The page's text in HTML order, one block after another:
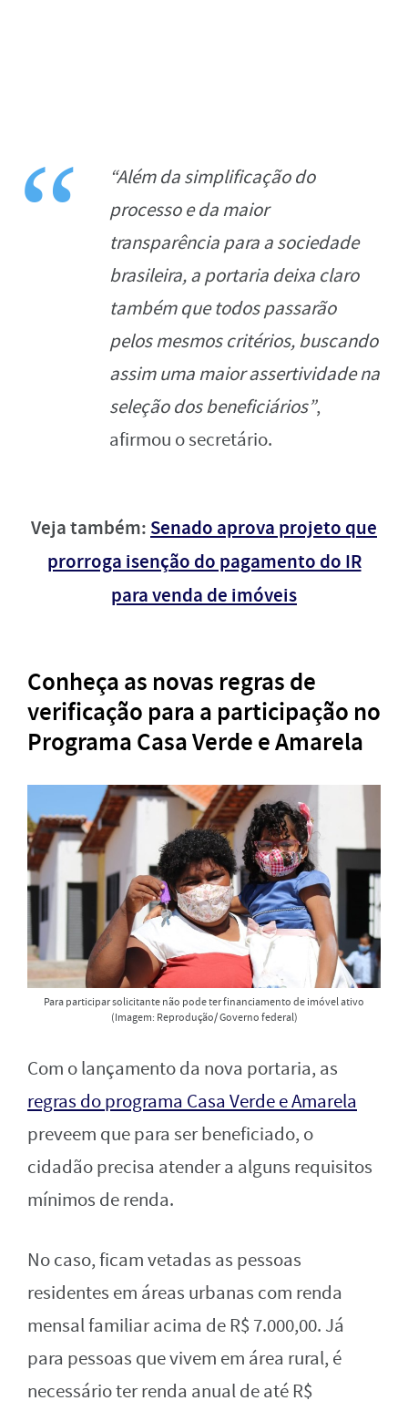
“Além da simplificação do
processo e da maior
transparência para a sociedade
brasileira, a portaria deixa claro
também que todos passarão
pelos mesmos critérios, buscando
assim uma maior assertividade na
seleção dos beneficiários”,
afirmou o secretário.
Veja também: Senado aprova projeto que
prorroga isenção do pagamento do IR
para venda de imóveis
Conheça as novas regras de
verificação para a participação no
Programa Casa Verde e Amarela
Para participar solicitante não pode ter financiamento de imóvel ativo
(Imagem: Reprodução/ Governo federal)
Com o lançamento da nova portaria, as
regras do programa Casa Verde e Amarela
preveem que para ser beneficiado, o
cidadão precisa atender a alguns requisitos
mínimos de renda.
No caso, ficam vetadas as pessoas
residentes em áreas urbanas com renda
mensal familiar acima de R$ 7.000,00. Já
para pessoas que vivem em área rural, é
necessário ter renda anual de até R$